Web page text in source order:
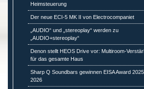
Heimsteuerung
Der neue ECI-5 MK II von Electrocompaniet
„AUDIO“ und „stereoplay“ werden zu
„AUDIO+stereoplay“
Denon stellt HEOS Drive vor: Multiroom-
für das gesamte Haus
Sharp Q Soundbars gewinnen EISA Award
2026